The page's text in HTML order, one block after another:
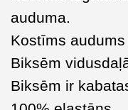
auduma.
Kostīms
Biksēm
Biksēm ir